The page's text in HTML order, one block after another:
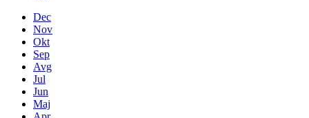
Dec
Nov
Okt
Sep
Avg
Jul
Jun
Maj